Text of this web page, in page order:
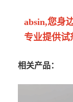
absin,您身
专业提供
相关产品：